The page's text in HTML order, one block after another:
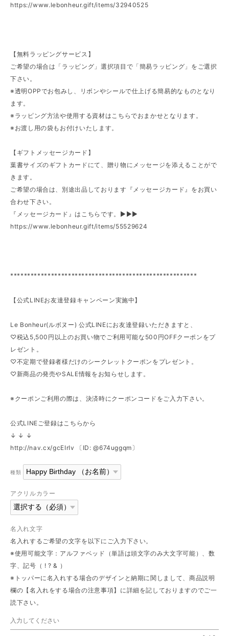
https://www.lebonheur.gift/items/32940525
【無料ラッピングサービス】
ご希望の場合は「ラッピング」選択項目で「簡易ラッピング」をご選択
下さい。
※透明OPPでお包みし、リボンやシールで仕上げる簡易的なものとなり
ます。
※ラッピング方法や使用する資材はこちらでおまかせとなります。
※お渡し用の袋もお付けいたします。
【ギフトメッセージカード】
葉書サイズのギフトカードにて、贈り物にメッセージを添えることがで
きます。
ご希望の場合は、別途出品しております『メッセージカード』をお買い
合わせ下さい。
『メッセージカード』はこちらです。►►►
https://www.lebonheur.gift/items/55529624
*******************************************************
【公式LINEお友達登録キャンペーン実施中】
Le Bonheur(ルボヌー) 公式LINEにお友達登録いただきますと、
♡税込5,500円以上のお買い物でご利用可能な500円OFFクーポンをプ
レゼント。
♡不定期で登録者様だけのシークレットクーポンをプレゼント。
♡新商品の発売やSALE情報をお知らせします。
※クーポンご利用の際は、決済時にクーポンコードをご入力下さい。
公式LINEご登録はこちらから
↓ ↓ ↓
http://nav.cx/gcEIrIv 〔ID: @674uggqm〕
種類
アクリルカラー
名入れ文字
名入れするご希望の文字を以下にご入力下さい。
※使用可能文字：アルファベッド（単語は頭文字のみ大文字可能）、数
字、記号（ ! ? & ）
※トッパーに名入れする場合のデザインと納期に関しまして、商品説明
欄の【名入れをする場合の注意事項】に詳細を記しておりますのでご一
読下さい。